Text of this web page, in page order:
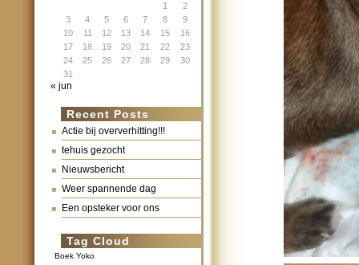
1
2
3
4 5 6 7 8
9
10
11 12 13 14 15
16
17
18 19 20 21 22
23
24
25 26 27 28 29
30
31
« jun
Recent Posts
Actie bij oververhitting!!!
tehuis gezocht
Nieuwsbericht
Weer spannende dag
Een opsteker voor ons
Tag Cloud
Boek Yoko